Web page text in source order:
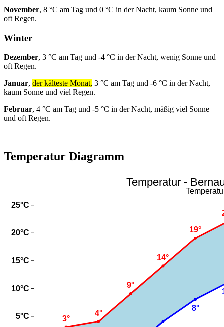
November, 8 °C am Tag und 0 °C in der Nacht, kaum Sonne und
oft Regen.
Winter
Dezember, 3 °C am Tag und -4 °C in der Nacht, wenig Sonne und
oft Regen.
Januar, der kälteste Monat, 3 °C am Tag und -6 °C in der Nacht,
kaum Sonne und viel Regen.
Februar, 4 °C am Tag und -5 °C in der Nacht, mäßig viel Sonne
und oft Regen.
Temperatur Diagramm